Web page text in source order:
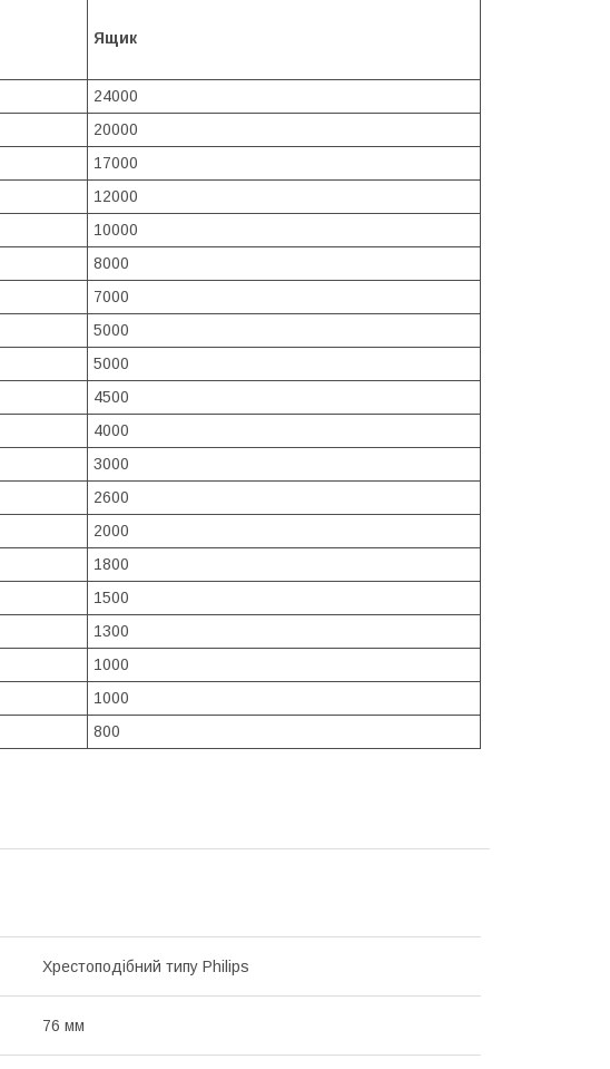
Ящик
24000
20000
17000
12000
10000
8000
7000
5000
5000
4500
4000
3000
2600
2000
1800
1500
1300
1000
1000
800
Хрестоподібний типу Philips
76 мм